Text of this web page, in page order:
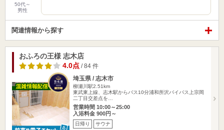
50代～
男性
関連情報から探す
おふろの王様 志木店
4.0点 / 84 件
埼玉県 / 志木市
柳瀬川駅2.51km
東武東上線、志木駅からバス10分浦和所沢バイパス上宗岡
二丁目交差点を…
営業時間 10:00～25:00
入浴料金 900円～
日帰り サウナ